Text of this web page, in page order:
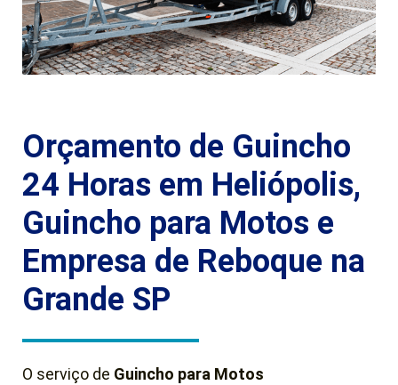
Orçamento de Guincho
24 Horas em Heliópolis,
Guincho para Motos e
Empresa de Reboque na
Grande SP
O serviço de Guincho para Motos